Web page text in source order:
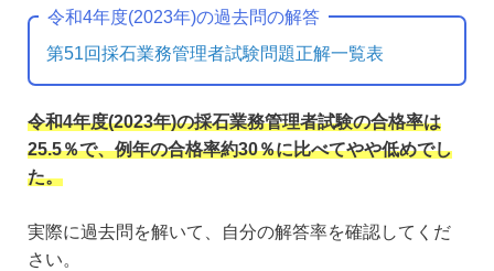
令和4年度(2023年)の過去問の解答
第51回採石業務管理者試験問題正解一覧表
令和4年度(2023年)の採石業務管理者試験の合格率は
25.5％で、例年の合格率約30％に比べてやや低めでし
た。
実際に過去問を解いて、自分の解答率を確認してくだ
さい。